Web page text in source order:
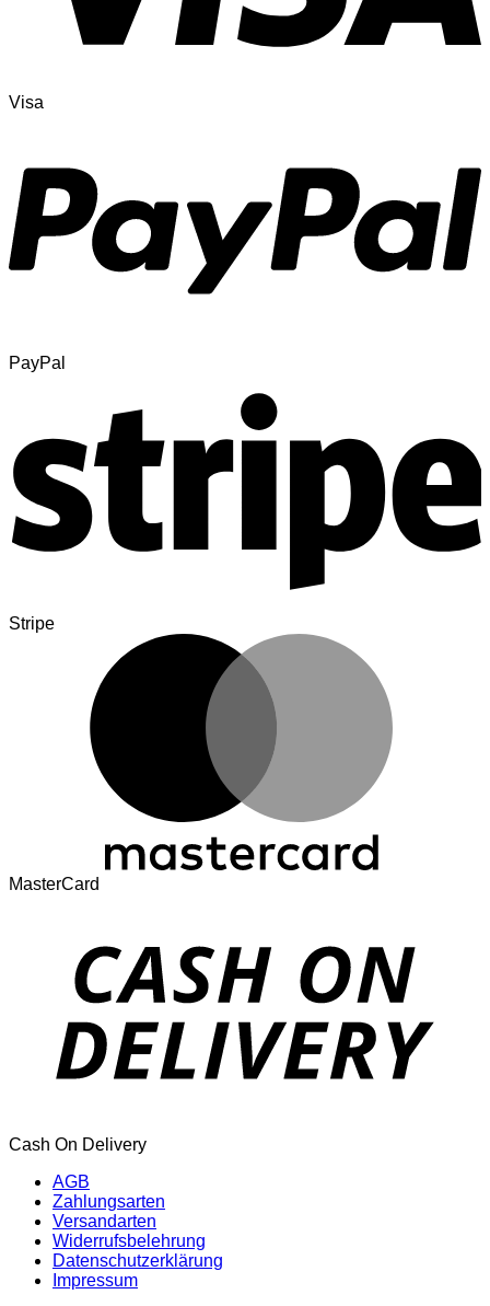
Visa
PayPal
Stripe
MasterCard
Cash On Delivery
AGB
Zahlungsarten
Versandarten
Widerrufsbelehrung
Datenschutzerklärung
Impressum